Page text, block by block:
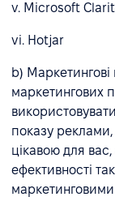
v. Microsoft
vi. Hotjar
b)
маркетингових
показу реклами,
цікавою для
ефективності